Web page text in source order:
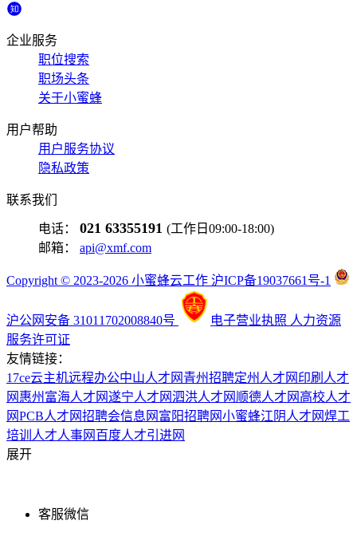
企业服务
职位搜索
职场头条
关于小蜜蜂
用户帮助
用户服务协议
隐私政策
联系我们
电话： 021 63355191 (工作日09:00-18:00)
邮箱： api@xmf.com
Copyright © 2023-2026 小蜜蜂云工作 沪ICP备19037661号-1
沪公网安备 31011702008840号 电子营业执照 人力资源
服务许可证
友情链接：
17ce云主机远程办公中山人才网 青州招聘定州人才网 印刷人才
网 惠州富海人才网遂宁人才网泗洪人才网 顺德人才网 高校人才
网PCB人才网招聘会信息网 富阳招聘网小蜜蜂江阴人才网焊工
培训 人才人事网 百度人才引进网
展开
客服微信